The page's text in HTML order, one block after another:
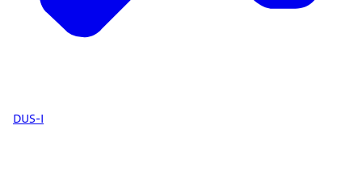
DUS-I